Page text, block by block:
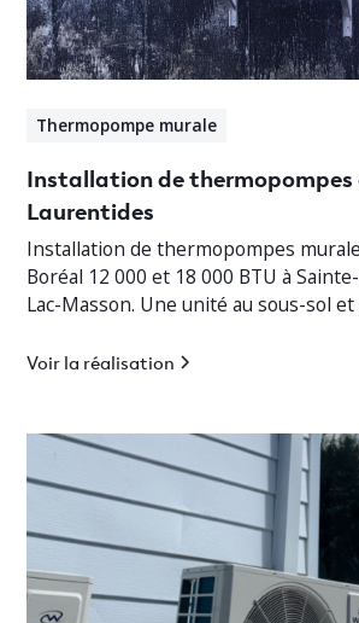
Thermopompe murale
Installation de thermopompes
Laurentides
Installation de thermopompes
Boréal 12 000 et 18 000 BTU à
Lac-Masson. Une unité au sous-sol
Voir la réalisation